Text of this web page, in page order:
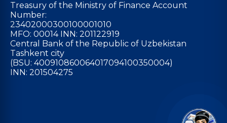
Treasury of the Ministry of Finance Account
Number:
23402000300100001010
MFO: 00014 INN: 201122919
Central Bank of the Republic of Uzbekistan
Tashkent city
(BSU: 400910860064017094100350004)
INN: 201504275